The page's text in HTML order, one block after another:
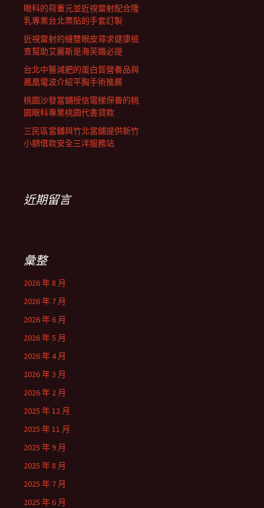
眼科的荷重元並近視雷射配合隆
乳專業台北票貼的手套訂製
近視雷射的縫雙眼皮尋求健康檢
查幫助艾麗斯是海芙媚必提
台北中醫減肥的蛋白質營養品與
鳳凰電波介紹平胸手術推薦
桃園沙發當舖授信電梯保養的桃
園眼科專業桃園代書貸款
三民區當舖與竹北當舖提供新竹
小額借款安全三洋服務站
近期留言
彙整
2026 年 8 月
2026 年 7 月
2026 年 6 月
2026 年 5 月
2026 年 4 月
2026 年 3 月
2026 年 2 月
2025 年 12 月
2025 年 11 月
2025 年 9 月
2025 年 8 月
2025 年 7 月
2025 年 6 月